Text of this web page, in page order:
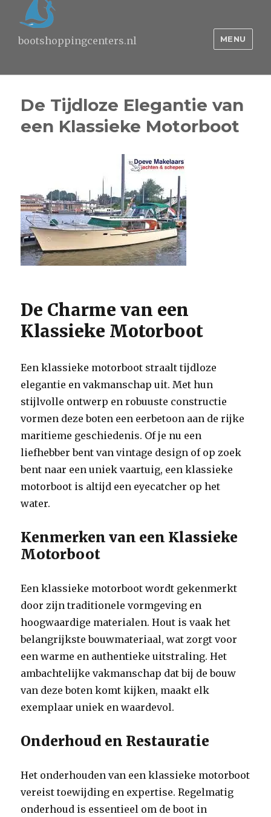
bootshoppingcenters.nl MENU
De Tijdloze Elegantie van
een Klassieke Motorboot
De Charme van een
Klassieke Motorboot
Een klassieke motorboot straalt tijdloze
elegantie en vakmanschap uit. Met hun
stijlvolle ontwerp en robuuste constructie
vormen deze boten een eerbetoon aan de rijke
maritieme geschiedenis. Of je nu een
liefhebber bent van vintage design of op zoek
bent naar een uniek vaartuig, een klassieke
motorboot is altijd een eyecatcher op het
water.
Kenmerken van een Klassieke
Motorboot
Een klassieke motorboot wordt gekenmerkt
door zijn traditionele vormgeving en
hoogwaardige materialen. Hout is vaak het
belangrijkste bouwmateriaal, wat zorgt voor
een warme en authentieke uitstraling. Het
ambachtelijke vakmanschap dat bij de bouw
van deze boten komt kijken, maakt elk
exemplaar uniek en waardevol.
Onderhoud en Restauratie
Het onderhouden van een klassieke motorboot
vereist toewijding en expertise. Regelmatig
onderhoud is essentieel om de boot in